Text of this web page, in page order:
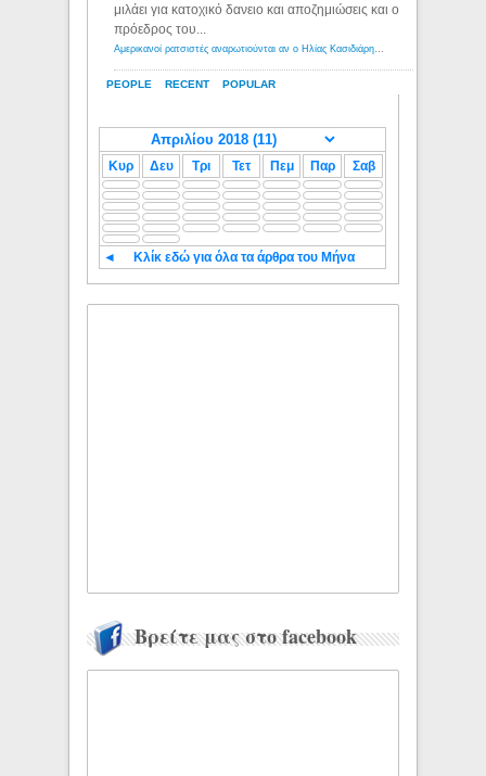
PEOPLE RECENT POPULAR
μιλάει για κατοχικό δανειο και αποζημιώσεις και ο
πρόεδρος του...
Κυρ Δευ Τρι Τετ Πεμ Παρ Σαβ
◄ Κλίκ εδώ για όλα τα άρθρα του Μήνα
Βρείτε μας στο facebook